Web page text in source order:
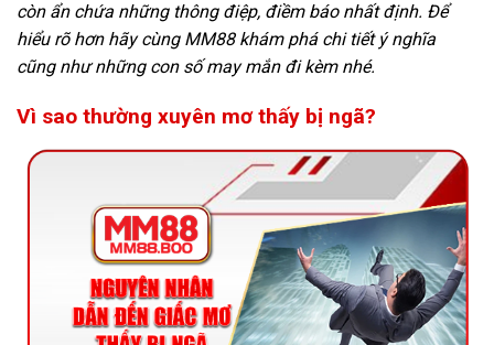
còn ẩn chứa những thông điệp, điềm báo nhất định. Để
hiểu rõ hơn hãy cùng MM88 khám phá chi tiết ý nghĩa
cũng như những con số may mắn đi kèm nhé.
Vì sao thường xuyên mơ thấy bị ngã?